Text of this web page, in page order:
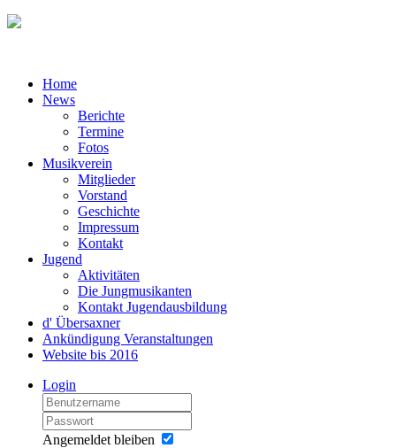
Home
News
Berichte
Termine
Fotos
Musikverein
Mitglieder
Vorstand
Geschichte
Impressum
Kontakt
Jugend
Aktivitäten
Die Jungmusikanten
Kontakt Jugendausbildung
d' Übersaxner
Ankündigung Veranstaltungen
Website bis 2016
Login
Angemeldet bleiben